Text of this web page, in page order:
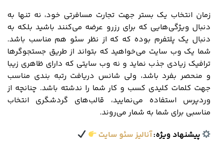
زمان انتخاب یک بستر جهت تجارت مسافرتی خود، نه تنها به
دنبال ویژگی‌هایی که برای رزرو عرضه می‌کنند باشید بلکه به
دنبال یک پلتفرم بوده که که از نظر سئو هم مناسب باشد.
شما یک وب سایت می‌خواهید که بتواند از طریق جستجوگرها
ترافیک زیادی جذب نماید و نه وب سایتی که دارای ظاهری زیبا
و منحصر بفرد باشد، ولی شانس دریافت رتبه بندی مناسب
جهت کلمات کلیدی کسب و کار شما را ندشته باشد. چنانچه از
وردپرس استفاده می‌نمایید، قالب‌های گردشگری انتخاب
مناسبی برای شما به شمار می‌روند.
پیشنهاد ویژه:آنالیز سئو سایت